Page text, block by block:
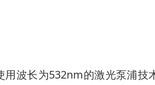
波长为532nm的激光泵浦技